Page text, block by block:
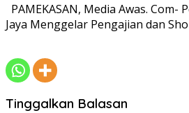
PAMEKASAN, Media Awas. Com-
Jaya Menggelar Pengajian dan
Tinggalkan Balasan